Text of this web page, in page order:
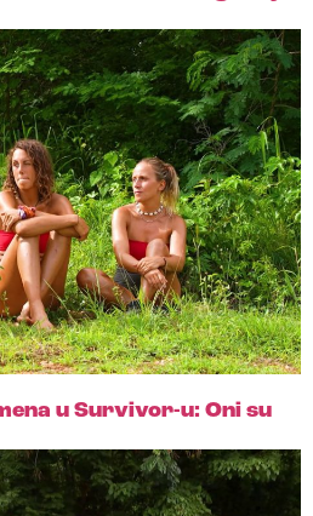
u Survivor-u: Oni su